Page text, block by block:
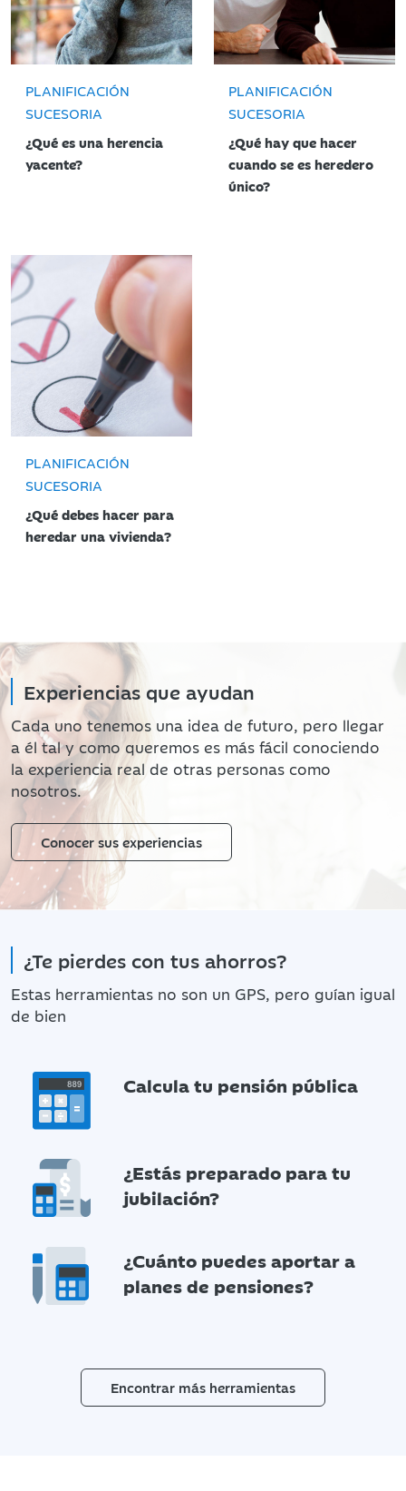
PLANIFICACIÓN
SUCESORIA
¿Qué es una herencia
yacente?
PLANIFICACIÓN
SUCESORIA
¿Qué hay que hacer
cuando se es heredero
único?
PLANIFICACIÓN
SUCESORIA
¿Qué debes hacer para
heredar una vivienda?
Experiencias que ayudan
Cada uno tenemos una idea de futuro, pero llegar
a él tal y como queremos es más fácil conociendo
la experiencia real de otras personas como
nosotros.
Conocer sus experiencias
¿Te pierdes con tus ahorros?
Estas herramientas no son un GPS, pero guían igual
de bien
Calcula tu pensión pública
¿Estás preparado para tu
jubilación?
¿Cuánto puedes aportar a
planes de pensiones?
Encontrar más herramientas